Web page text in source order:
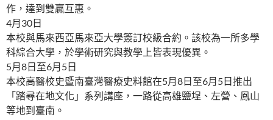
作，達到雙贏互惠。
4月30日
本校與馬來西亞馬來亞大學簽訂校級合約。該校為一所多學
科綜合大學，於學術研究與教學上皆表現優異。
5月8日至6月5日
本校高醫校史暨南臺灣醫療史料館在5月8日至6月5日推出
「踏尋在地文化」系列講座，一路從高雄鹽埕、左營、鳳山
等地到臺南。